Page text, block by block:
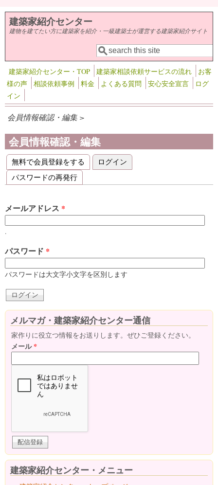
メインコンテンツに移動
建築家紹介センター
建物を建てたい方に建築家を紹介・一級建築士が運営する建築家紹介サイト
検索フォーム
検索
建築家紹介センター・TOP 建築家相談依頼サービスの流れ
お客
様の声
相談依頼事例 料金 よくある質問 安心安全宣言
ログ
イン
会員情報確認・編集 >
会員情報確認・編集
プライマリータブ
無料で会員登録をする ログイン
パスワードの再発行
メールアドレス *
.
パスワード *
パスワードは大文字小文字を区別します
メルマガ・建築家紹介センター通信
家作りに役立つ情報をお送りします。ぜひご登録ください。
メール*
建築家紹介センター・メニュー